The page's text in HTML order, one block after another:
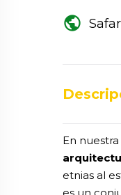
public
En
etnias al
es un